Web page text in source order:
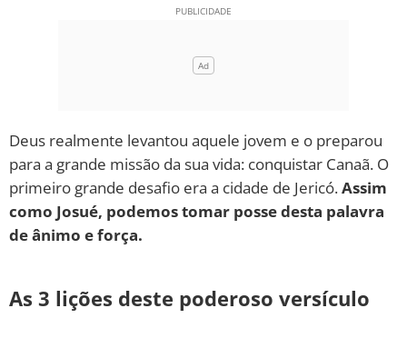
Deus realmente levantou aquele jovem e o preparou
para a grande missão da sua vida: conquistar Canaã. O
primeiro grande desafio era a cidade de Jericó.Assim
como Josué, podemos tomar posse desta palavra
de ânimo e força.
As 3 lições deste poderoso versículo